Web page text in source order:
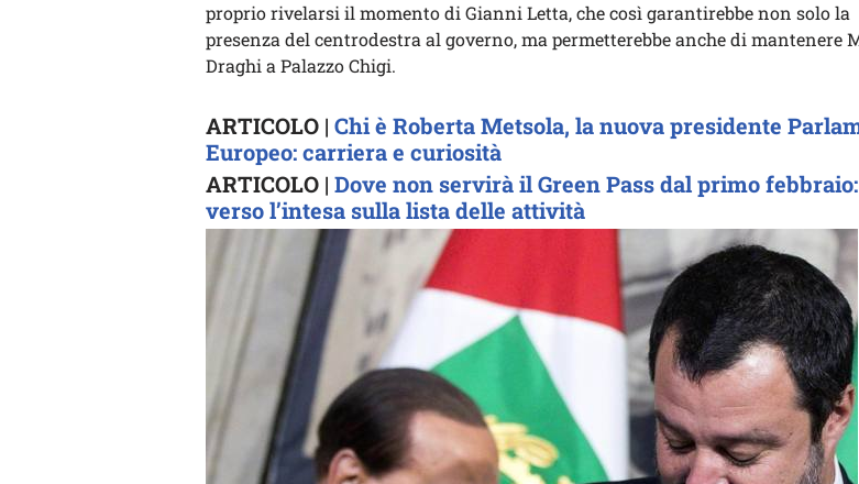
proprio rivelarsi il momento di Gianni Letta, che così garantirebbe non solo la
presenza del centrodestra al governo, ma permetterebbe anche di mantenere
Draghi a Palazzo Chigi.
ARTICOLO | Chi è Roberta Metsola, la nuova presidente
Europeo: carriera e curiosità
ARTICOLO | Dove non servirà il Green Pass dal primo febbraio:
verso l’intesa sulla lista delle attività